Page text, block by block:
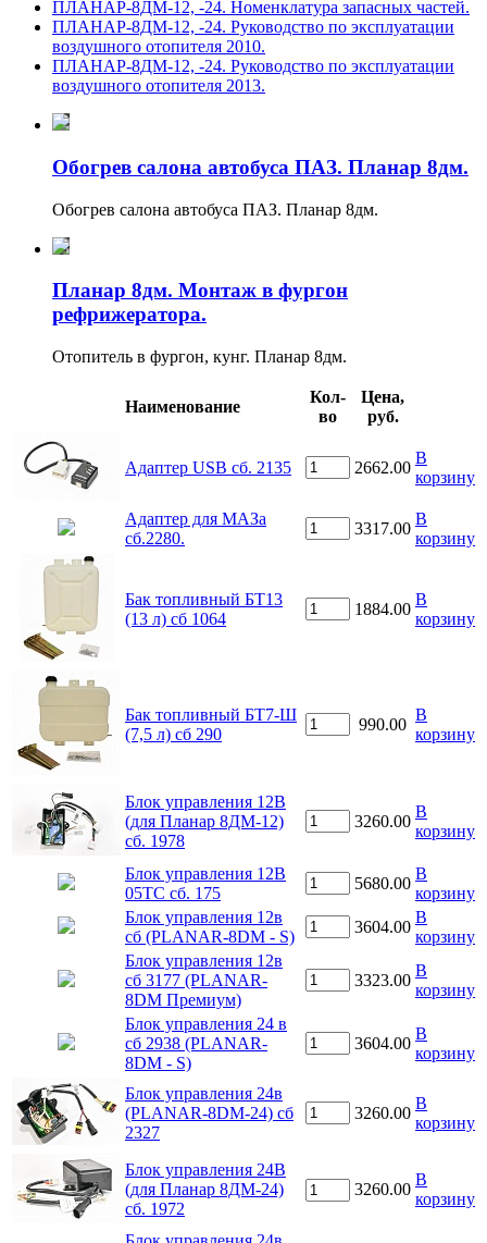
ПЛАНАР-8ДМ-12, -24. Номенклатура запасных частей.
ПЛАНАР-8ДМ-12, -24. Руководство по эксплуатации
воздушного отопителя 2010.
ПЛАНАР-8ДМ-12, -24. Руководство по эксплуатации
воздушного отопителя 2013.
Обогрев салона автобуса ПАЗ. Планар 8дм.
Обогрев салона автобуса ПАЗ. Планар 8дм.
Планар 8дм. Монтаж в фургон
рефрижератора.
Отопитель в фургон, кунг. Планар 8дм.
Наименование
Кол-
во
Цена,
руб.
Адаптер USB сб. 2135 2662.00
В
корзину
Адаптер для МАЗа
сб.2280.
3317.00
В
корзину
Бак топливный БТ13
(13 л) сб 1064
1884.00
В
корзину
Бак топливный БТ7-Ш
(7,5 л) сб 290
990.00
В
корзину
Блок управления 12В
(для Планар 8ДМ-12)
сб. 1978
3260.00
В
корзину
Блок управления 12В
05ТС сб. 175
5680.00
В
корзину
Блок управления 12в
сб (PLANAR-8DM - S)
3604.00
В
корзину
Блок управления 12в
сб 3177 (PLANAR-
8DM Премиум)
3323.00
В
корзину
Блок управления 24 в
сб 2938 (PLANAR-
8DM - S)
3604.00
В
корзину
Блок управления 24в
(PLANAR-8DM-24) сб
2327
3260.00
В
корзину
Блок управления 24В
(для Планар 8ДМ-24)
сб. 1972
3260.00
В
корзину